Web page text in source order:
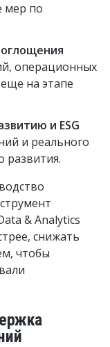
мер по
операционных
на этапе
и ESG
и реального
развития.
& Analytics
снижать
чтобы